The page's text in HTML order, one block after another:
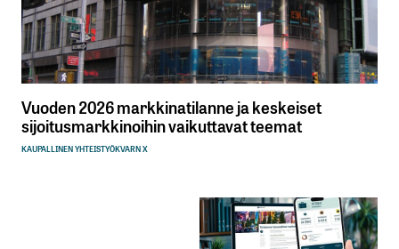
Vuoden 2026 markkinatilanne ja keskeiset
sijoitusmarkkinoihin vaikuttavat teemat
KAUPALLINEN YHTEISTYÖKVARN X